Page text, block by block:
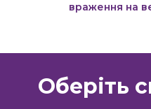
враження на
Оберіть